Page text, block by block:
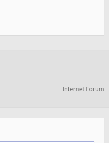
Internet Forum